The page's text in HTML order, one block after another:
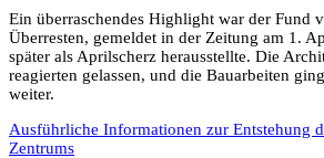
Ein überraschendes Highlight war der Fund
Überresten, gemeldet in der Zeitung am 1.
später als Aprilscherz herausstellte. Die
reagierten gelassen, und die Bauarbeiten
weiter.
Ausführliche Informationen zur Entstehung
Zentrums